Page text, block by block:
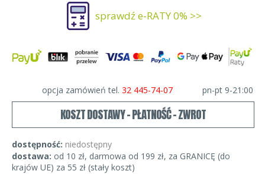
sprawdź e-RATY 0% >>
opcja zamówień tel. 32 445-74-07 pn-pt 9-21:00
KOSZT DOSTAWY - PŁATNOŚĆ - ZWROT
dostępność: niedostępny
dostawa: od 10 zł, darmowa od 199 zł, za GRANICĘ (do
krajów UE) za 55 zł (stały koszt)